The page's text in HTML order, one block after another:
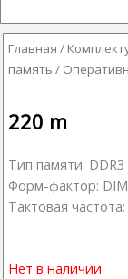
Главная /
память /
220 m
Тип памяти: DDR3
Форм-фактор:
Тактовая
Нет в наличии